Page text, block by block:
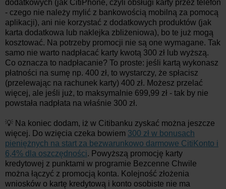
dodatkowych (jak CitiPhone, czyli obsługi karty przez telefon
- czego nie należy mylić z bankowością mobilną za pomocą
aplikacji), ani nie korzystać z dodatkowych produktów (jak
karta dodatkowa lub naklejka zbliżeniowa), bo te już mogą
kosztować. Na potrzeby promocji nie są one wymagane. Tak
samo nie warto nadpłacać karty kwotą 300 zł lub wyższą.
Co oznacza to nadpłacanie? To proste: jeśli kartą wykonasz
płatności na sumę np. 400 zł, to wystarczy, że spłacisz
(przelewając na rachunek karty) 400 zł. Możesz przelać
więcej, ale jeśli już, to maksymalnie 699,99 zł - tak by nie
powstała nadpłata na właśnie 300 zł.
💡 Na koniec dodam, iż w Citibanku zyskać można jeszcze
więcej. Do wzięcia czeka bowiem 300 zł w bonusach
pieniężnych na start za bezwarunkowo darmowe CitiKonto i
6,4% dla oszczędności. Powyższą promocję karty
kredytowej z punktami w programie Bezcenne Chwile
można łączyć z promocją konta. Kolejność złożenia
wniosków o kartę kredytową i konto osobiste nie ma